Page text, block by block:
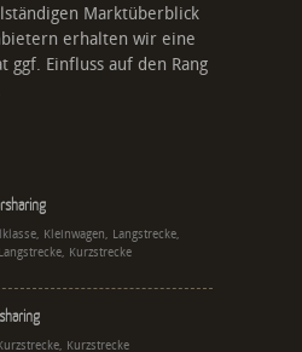
Marktüberblick
erhalten wir eine
ggf. Einfluss auf den Rang
Kleinwagen, Langstrecke,
Kurzstrecke
Kurzstrecke